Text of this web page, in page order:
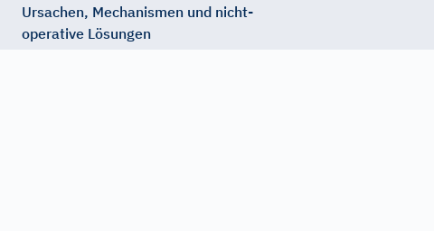
Ursachen, Mechanismen und nicht-
operative Lösungen